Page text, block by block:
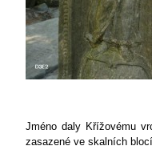
Jméno daly Křížovému
zasazené ve skalních